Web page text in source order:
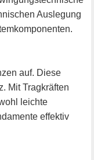
Auslegung
auf. Diese
Mit Tragkräften
leichte
effektiv